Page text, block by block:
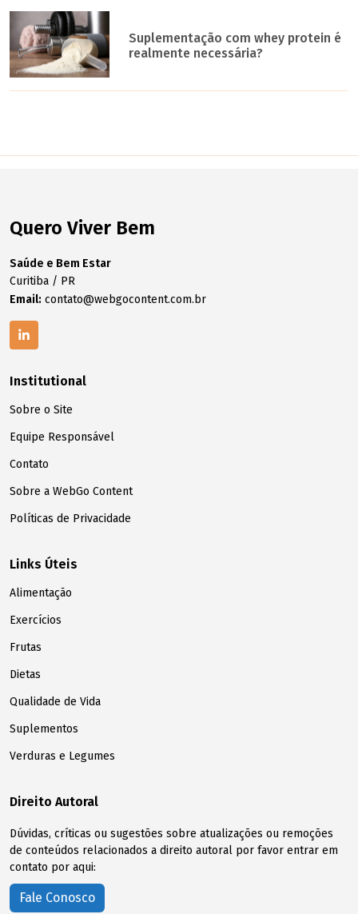
Suplementação com whey protein é
realmente necessária?
Quero Viver Bem
Saúde e Bem Estar
Curitiba / PR
Email: contato@webgocontent.com.br
Institutional
Sobre o Site
Equipe Responsável
Contato
Sobre a WebGo Content
Políticas de Privacidade
Links Úteis
Alimentação
Exercícios
Frutas
Dietas
Qualidade de Vida
Suplementos
Verduras e Legumes
Direito Autoral
Dúvidas, críticas ou sugestões sobre atualizações ou remoções
de conteúdos relacionados a direito autoral por favor entrar em
contato por aqui:
Fale Conosco